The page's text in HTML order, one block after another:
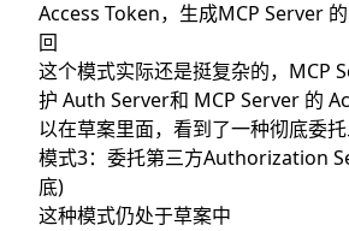
Access Token，生成MCP Server
回
这个模式实际还是挺复杂的，MCP
护 Auth Server和 MCP Server 的
以在草案里面，看到了一种彻底委
模式3：委托第三方Authorization
底)
这种模式仍处于草案中